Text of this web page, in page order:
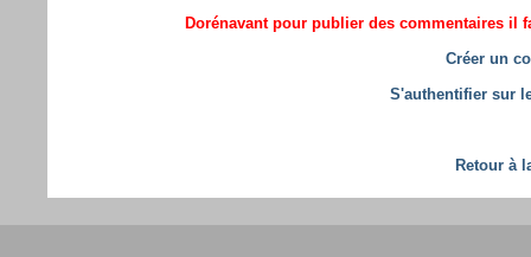
Dorénavant pour publier des commentaires il
Créer un
S'authentifier sur
Retour à